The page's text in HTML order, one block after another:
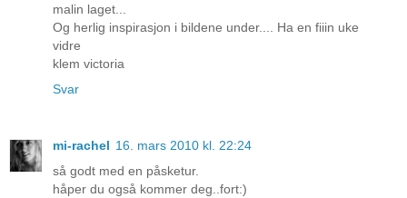
malin laget...
Og herlig inspirasjon i bildene under.... Ha en fiiin uke
vidre
klem victoria
Svar
mi-rachel 16. mars 2010 kl. 22:24
så godt med en påsketur.
håper du også kommer deg..fort:)